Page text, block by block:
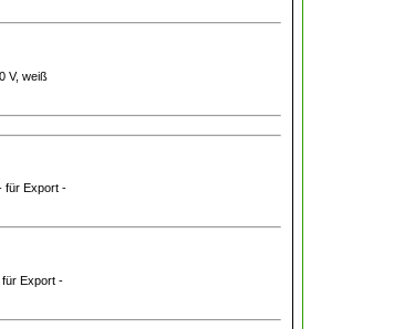
V, weiß
für Export -
Export -